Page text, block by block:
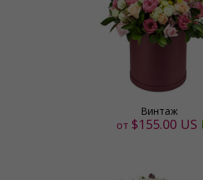
Винтаж
от $155.00 US